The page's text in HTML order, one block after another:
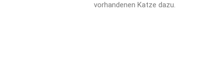
vorhandenen Katze dazu.